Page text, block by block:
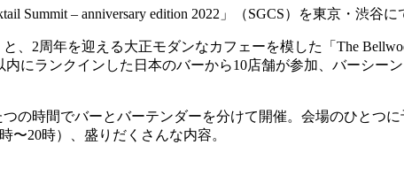
– anniversary edition 2022」（SGCS）を東京・渋谷に
、2周年を迎える大正モダンなカフェーを模した「The
内にランクインした日本のバーから10店舗が参加、バーシー
の時間でバーとバーテンダーを分けて開催。会場のひとつ
〜20時）、盛りだくさんな内容。